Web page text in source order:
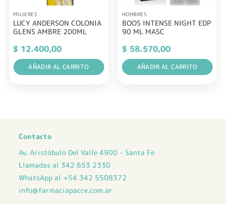
MUJERES
LUCY ANDERSON COLONIA
GLENS AMBRE 200ML
$ 12.400,00
AÑADIR AL CARRITO
HOMBRES
BOOS INTENSE NIGHT EDP
90 ML MASC
$ 58.570,00
AÑADIR AL CARRITO
Contacto
Av. Aristóbulo Del Valle 4900 - Santa Fe
Llamadas al 342 653 2330
WhatsApp al +54 342 5508372
info@farmaciapacce.com.ar